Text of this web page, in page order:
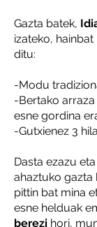
Gazta batek,
izateko,
ditu:
-Modu
-Bertako
esne gordina
-Gutxienez 3
Dasta ezazu
ahaztuko gazta
pittin bat mina
esne helduak
berezi hori,